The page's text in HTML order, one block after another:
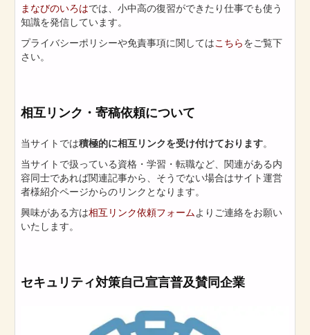
まなびのいろはでは、小中高の復習ができたり仕事でも使う
知識を発信しています。
プライバシーポリシーや免責事項に関してはこちらをご覧下
さい。
相互リンク・寄稿依頼について
当サイトでは積極的に相互リンクを受け付けております。
当サイトで扱っている資格・学習・転職など、関連がある内
容同士であれば関連記事から、そうでない場合はサイト運営
者様紹介ページからのリンクとなります。
興味がある方は相互リンク依頼フォームよりご連絡をお願い
いたします。
セキュリティ対策自己宣言普及賛同企業